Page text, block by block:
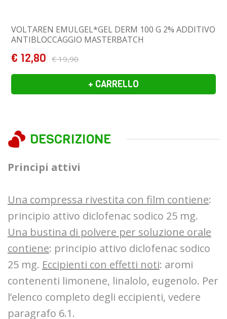
VOLTAREN EMULGEL*GEL DERM 100 G 2% ADDITIVO
ANTIBLOCCAGGIO MASTERBATCH
€ 12,80 € 19,90
+ CARRELLO
DESCRIZIONE
Principi attivi
Una compressa rivestita con film contiene:
principio attivo diclofenac sodico 25 mg.
Una bustina di polvere per soluzione orale
contiene: principio attivo diclofenac sodico
25 mg. Eccipienti con effetti noti: aromi
contenenti limonene, linalolo, eugenolo. Per
l’elenco completo degli eccipienti, vedere
paragrafo 6.1.